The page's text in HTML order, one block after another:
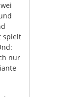
spielt
nur